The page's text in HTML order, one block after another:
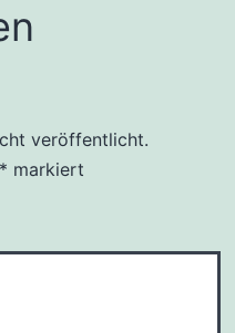
veröffentlicht.
* markiert